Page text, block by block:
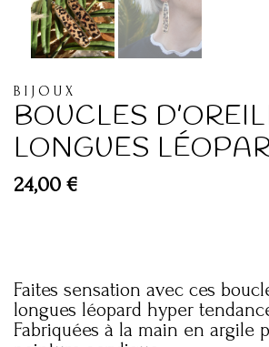
BIJOUX
BOUCLES
LONGUES
24,00 €
Faites sensation avec ces
longues léopard hyper
Fabriquées à la main en argile